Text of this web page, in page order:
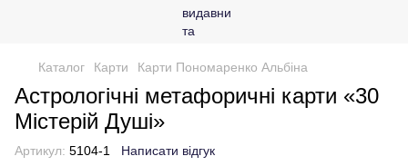
Каталог Карти Карти Пономаренко Альбіна
Астрологічні метафоричні карти «30
Містерій Душі»
Артикул: 5104-1 Написати відгук